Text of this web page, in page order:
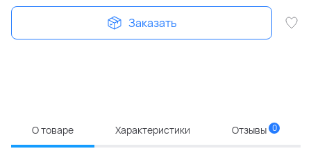
Заказать
О товаре Характеристики Отзывы 0